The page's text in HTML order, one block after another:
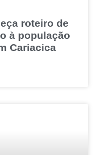
roteiro de
à população
Cariacica